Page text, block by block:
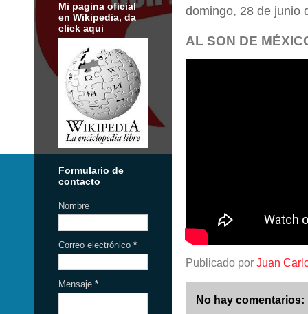
domingo, 28 de junio
AL SON DE
Publicado por Juan
No hay comentarios:
Mi pagina oficial
en Wikipedia, da
click aqui
Formulario de
contacto
Nombre
Correo electrónico *
Mensaje *